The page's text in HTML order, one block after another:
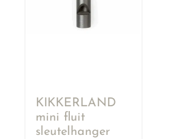
KIKKERLAND
mini fluit
sleutelhanger